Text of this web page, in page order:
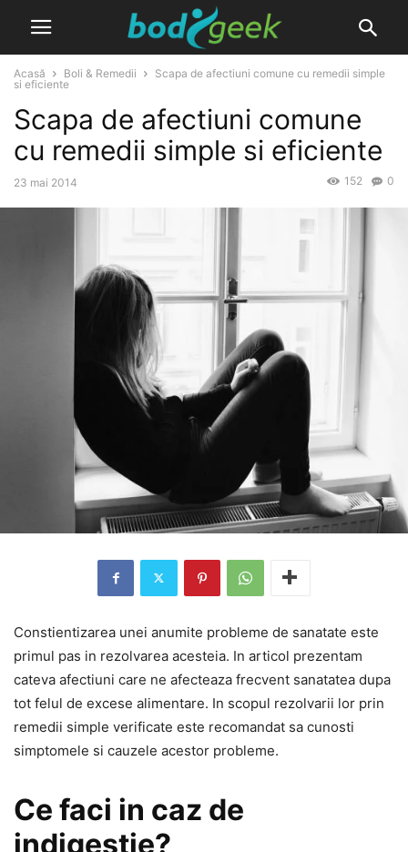
Acasă Boli & Remedii
Scapa de afectiuni comune cu remedii simple
si eficiente
Scapa de afectiuni comune
cu remedii simple si eficiente
23 mai 2014 0
152
Constientizarea unei anumite probleme de sanatate este
primul pas in rezolvarea acesteia. In articol prezentam
cateva afectiuni care ne afecteaza frecvent sanatatea dupa
tot felul de excese alimentare. In scopul rezolvarii lor prin
remedii simple verificate este recomandat sa cunosti
simptomele si cauzele acestor probleme.
Ce faci in caz de
indigestie?